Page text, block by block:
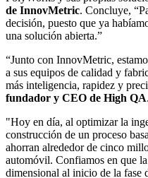
de InnovMetric. Concluye,
decisión, puesto que ya
una solución abierta.”
“Junto con InnovMetric,
a sus equipos de calidad y
más inteligencia, rapidez y
fundador y CEO de High QA.
"Hoy en día, al optimizar la
construcción de un proceso
ahorran alrededor de cinco
automóvil. Confiamos en que
dimensional al inicio de la fase